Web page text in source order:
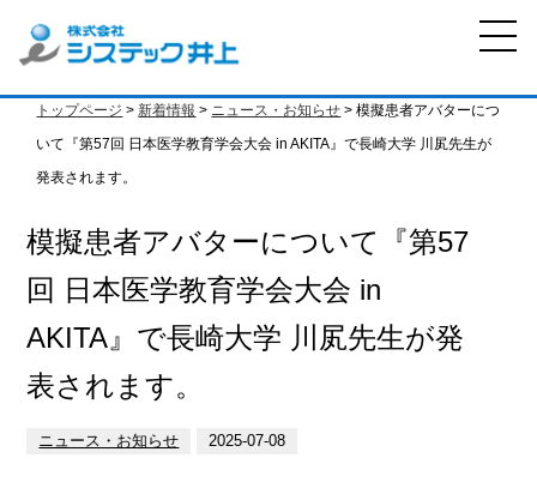
トップページ >新着情報 > ニュース・お知らせ > 模擬患者アバターにつ
いて『第57回 日本医学教育学会大会 in AKITA』で長崎大学 川㞍先生が
発表されます。
模擬患者アバターについて『第57
回 日本医学教育学会大会 in
AKITA』で長崎大学 川㞍先生が発
表されます。
ニュース・お知らせ 2025-07-08